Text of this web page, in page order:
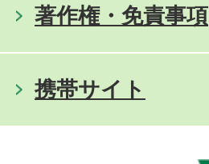
著作権・免責事項
携帯サイト